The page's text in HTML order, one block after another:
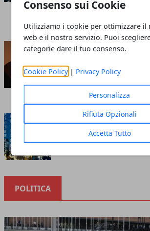
Consenso sui Cookie
Utilizziamo i cookie per ottimizzare il
web e il nostro servizio. Puoi
categorie dare il tuo consenso.
Cookie Policy | Privacy Policy
Personalizza
Rifiuta Opzionali
Accetta Tutto
competizione
Insufflaggio
cos’è e tutto ciò che
riguardo questa
Cosa sapere prima
nella borsa online
POLITICA